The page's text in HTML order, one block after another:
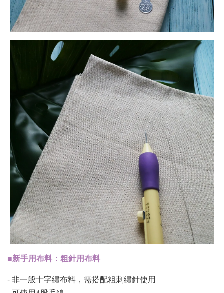
■新手用布料：粗針用布料
- 非一般十字繡布料，需搭配粗刺繡針使用